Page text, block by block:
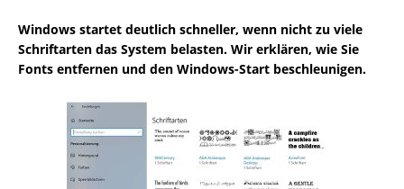
Windows startet deutlich schneller, wenn nicht zu viele
Schriftarten das System belasten. Wir erklären, wie Sie
Fonts entfernen und den Windows-Start beschleunigen.